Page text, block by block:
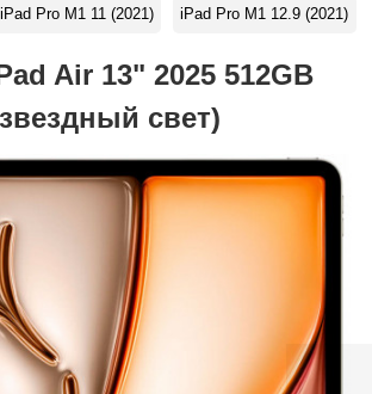
iPad Pro M1 11 (2021) iPad Pro M1 12.9 (2021)
Air 13" 2025 512GB
свет)